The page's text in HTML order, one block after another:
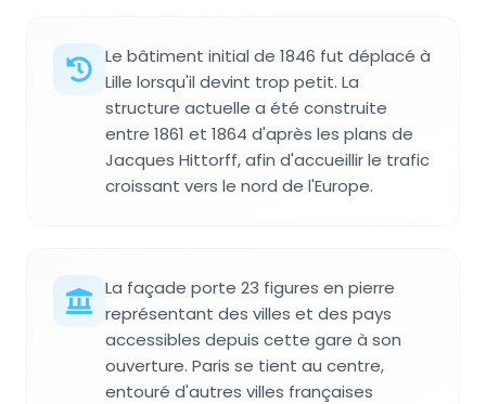
Le bâtiment initial de 1846 fut déplacé à
Lille lorsqu'il devint trop petit. La
structure actuelle a été construite
entre 1861 et 1864 d'après les plans de
Jacques Hittorff, afin d'accueillir le trafic
croissant vers le nord de l'Europe.
La façade porte 23 figures en pierre
représentant des villes et des pays
accessibles depuis cette gare à son
ouverture. Paris se tient au centre,
entouré d'autres villes françaises